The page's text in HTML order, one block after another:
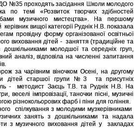
№35 проходять засідання Школи молодого
по темі «Розвиток творчих здібностей
музичного мистецтва». На першому
вищої категорії Руднік Н.В. показала
провідну форму організованої освітньої
виховання дітей - заняття (традиційне та
молодшої та середніх груп,
аналіз, відповіла на численні запитання
за чарівним віночком Осені, на другому
дітей старшої групи №3 та присутніх
- методист Заєць Т.В. та Руднік Н.В. На
веселі імпровізації, таночки пісні, музичні
різнокольорових фарб і піни для гоління.
спілкування з молодими музкерівниками
занять з дошкільниками та надала
з музичного виховання дітей у закладах